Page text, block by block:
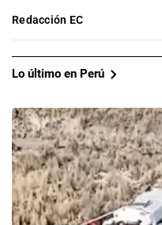
Redacción EC
Lo último en Perú